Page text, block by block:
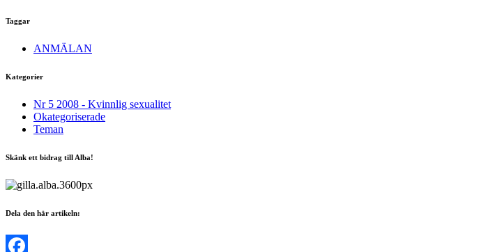
Taggar
ANMÄLAN
Kategorier
Nr 5 2008 - Kvinnlig sexualitet
Okategoriserade
Teman
Skänk ett bidrag till Alba!
Dela den här artikeln: